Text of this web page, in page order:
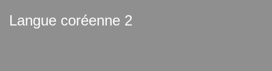
Langue coréenne 2